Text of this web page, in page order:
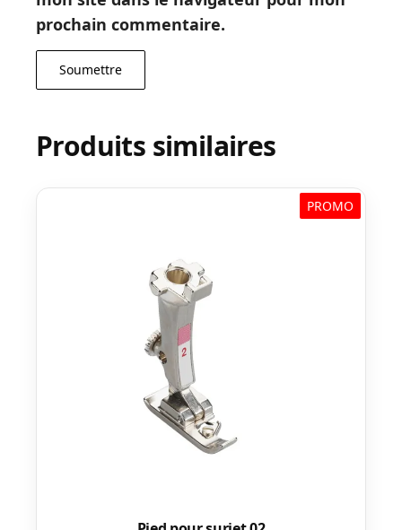
prochain commentaire.
Produits similaires
PROMO